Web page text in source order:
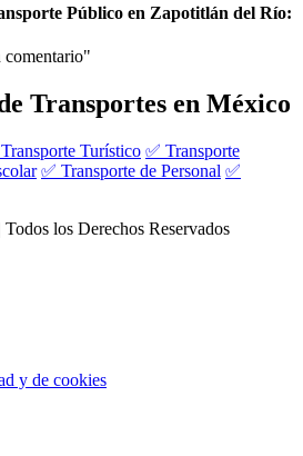
Público en Zapotitlán del Río:
comentario"
Transportes en México
Turístico ✅ Transporte
✅ Transporte de Personal ✅
los Derechos Reservados
y de cookies